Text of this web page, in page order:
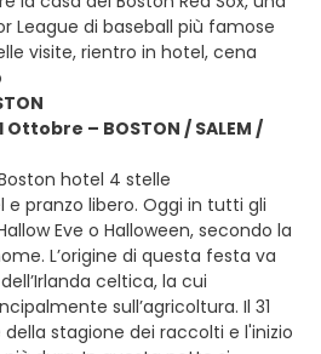
League di baseball più famose
visite, rientro in hotel, cena
– BOSTON / SALEM /
hotel 4 stelle
e pranzo libero. Oggi in tutti gli
Eve o Halloween, secondo la
L’origine di questa festa va
celtica, la cui
sull’agricoltura. Il 31
stagione dei raccolti e l'inizio